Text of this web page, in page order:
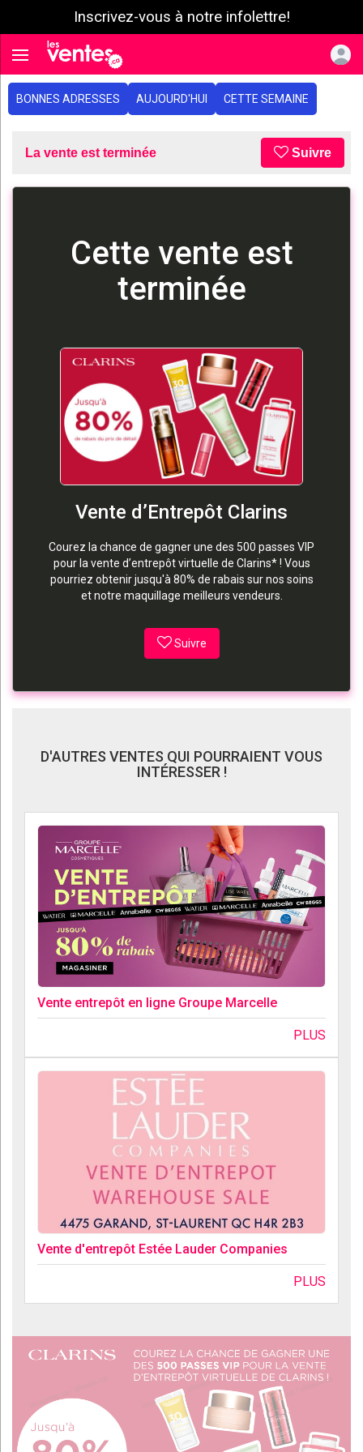
Inscrivez-vous à notre infolettre!
Toggle navigation
BONNES ADRESSES AUJOURD'HUI CETTE SEMAINE
La vente est terminée Suivre
Cette vente est
terminée
Vente d’Entrepôt Clarins
Courez la chance de gagner une des 500 passes VIP
pour la vente d’entrepôt virtuelle de Clarins* ! Vous
pourriez obtenir jusqu'à 80% de rabais sur nos soins
et notre maquillage meilleurs vendeurs.
Suivre
D'AUTRES VENTES QUI POURRAIENT VOUS
INTÉRESSER !
Vente entrepôt en ligne Groupe Marcelle
PLUS
Vente d'entrepôt Estée Lauder Companies
PLUS